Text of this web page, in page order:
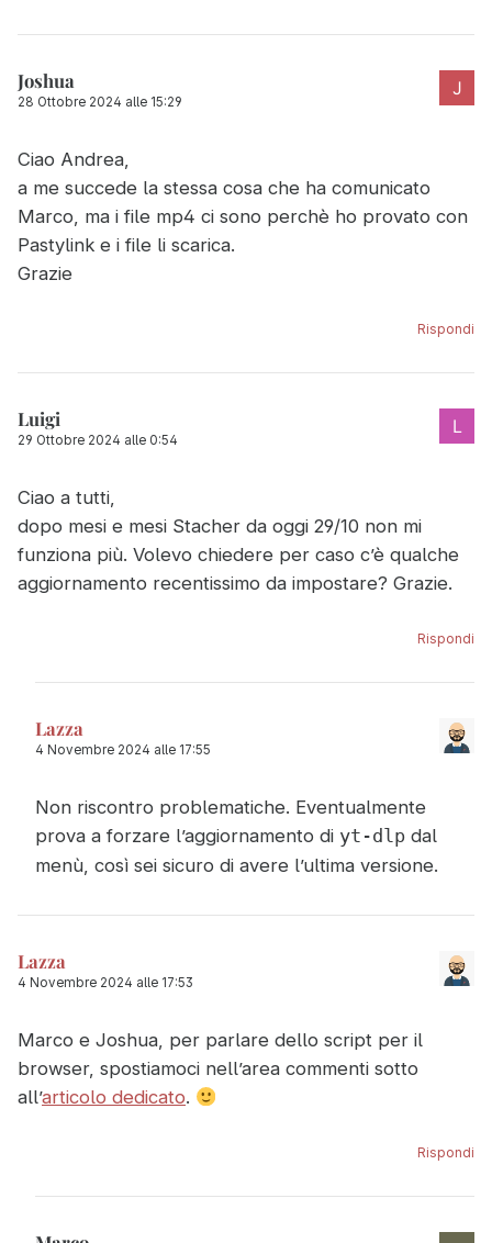
Joshua
28 Ottobre 2024 alle 15:29
Ciao Andrea,
a me succede la stessa cosa che ha comunicato
Marco, ma i file mp4 ci sono perchè ho provato con
Pastylink e i file li scarica.
Grazie
Rispondi
Luigi
29 Ottobre 2024 alle 0:54
Ciao a tutti,
dopo mesi e mesi Stacher da oggi 29/10 non mi
funziona più. Volevo chiedere per caso c’è qualche
aggiornamento recentissimo da impostare? Grazie.
Rispondi
Lazza
4 Novembre 2024 alle 17:55
Non riscontro problematiche. Eventualmente
prova a forzare l’aggiornamento di yt-dlp dal
menù, così sei sicuro di avere l’ultima versione.
Lazza
4 Novembre 2024 alle 17:53
Marco e Joshua, per parlare dello script per il
browser, spostiamoci nell’area commenti sotto
all’articolo dedicato.
Rispondi